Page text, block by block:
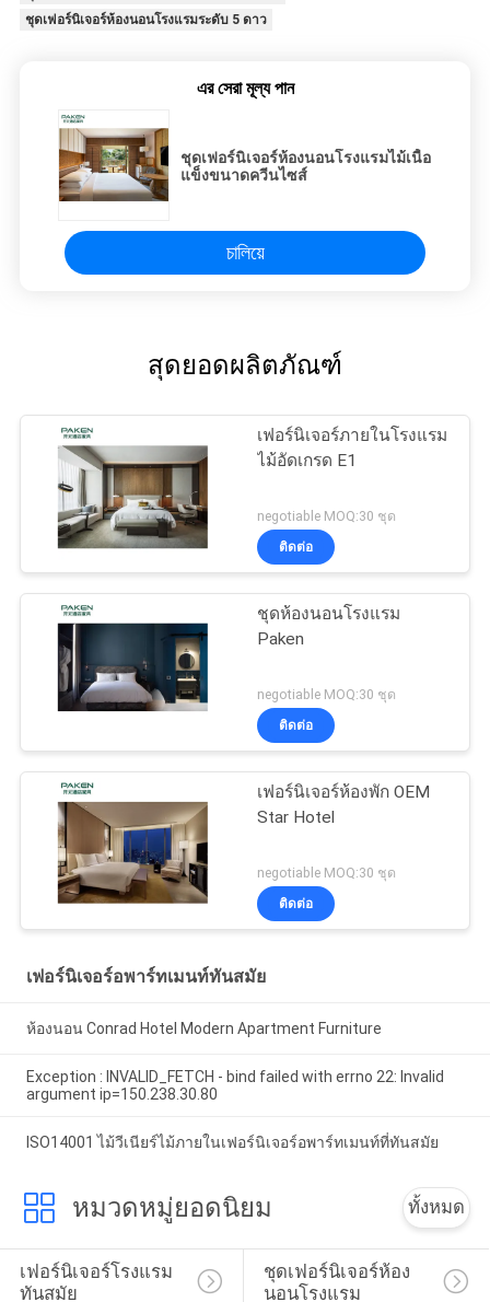
ชุดเฟอร์นิเจอร์ห้องนอนโรงแรมระดับ 5 ดาว
এর সেরা মূল্য পান
ชุดเฟอร์นิเจอร์ห้องนอนโรงแรมไม้เนื้อ
แข็งขนาดควีนไซส์
চালিয়ে
สุดยอดผลิตภัณฑ์
เฟอร์นิเจอร์ภายในโรงแรม
ไม้อัดเกรด E1
negotiable MOQ:30 ชุด
ติดต่อ
ชุดห้องนอนโรงแรม
Paken
negotiable MOQ:30 ชุด
ติดต่อ
เฟอร์นิเจอร์ห้องพัก OEM
Star Hotel
negotiable MOQ:30 ชุด
ติดต่อ
เฟอร์นิเจอร์อพาร์ทเมนท์ทันสมัย
ห้องนอน Conrad Hotel Modern Apartment Furniture
Exception : INVALID_FETCH - bind failed with errno 22: Invalid
argument ip=150.238.30.80
ISO14001 ไม้วีเนียร์ไม้ภายในเฟอร์นิเจอร์อพาร์ทเมนท์ที่ทันสมัย
หมวดหมู่ยอดนิยม ทั้งหมด
เฟอร์นิเจอร์โรงแรม
ทันสมัย
ชุดเฟอร์นิเจอร์ห้อง
นอนโรงแรม